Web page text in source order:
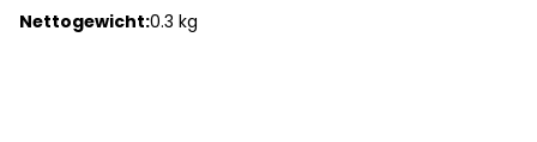
Nettogewicht:0.3 kg